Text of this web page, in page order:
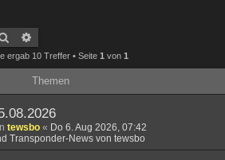
Suche
ergab 10 Treffer • Seite 1 von 1
Themen
tewsbo « Do 6. Aug 2026, 07:42
Transponder-News von tewsbo